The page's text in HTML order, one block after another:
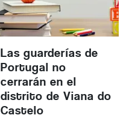
Las guarderías de
Portugal no
cerrarán en el
distrito de Viana do
Castelo